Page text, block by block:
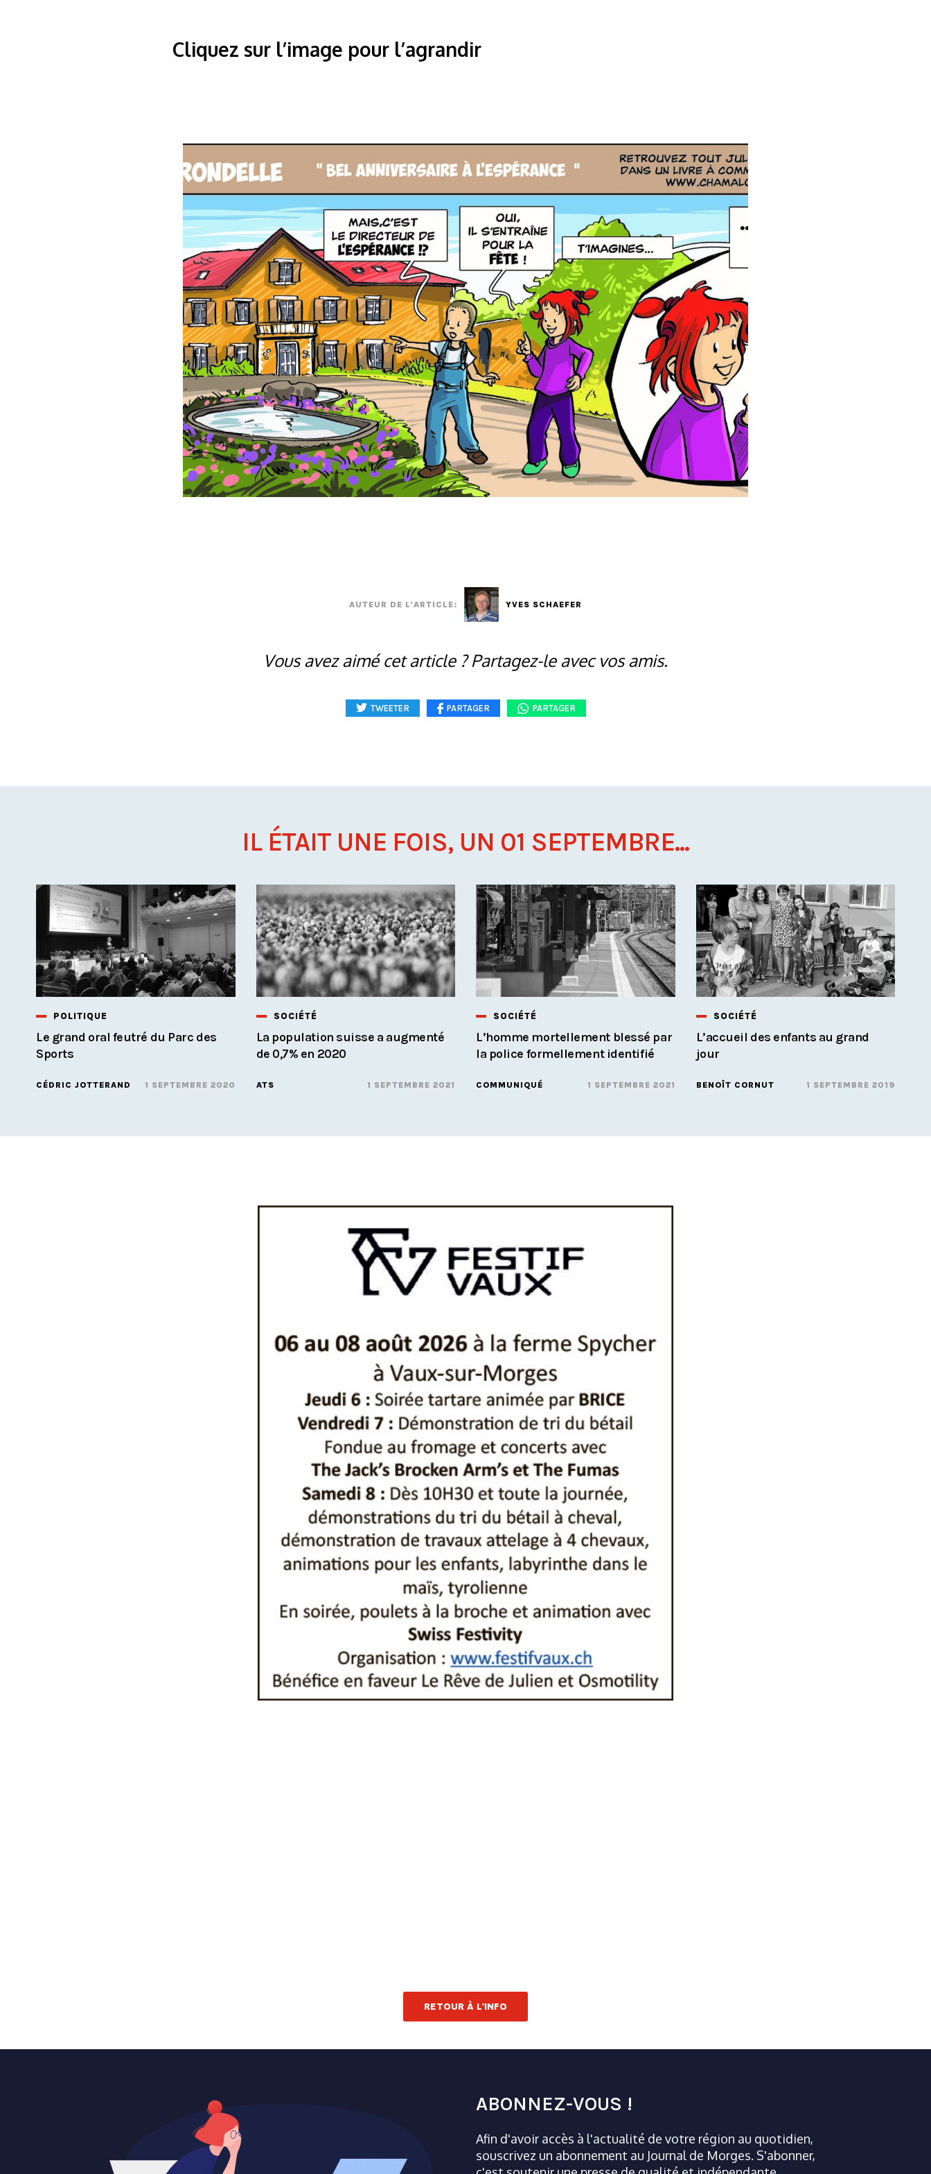
Cliquez sur l’image pour l’agrandir
AUTEUR DE L'ARTICLE: YVES SCHAEFER
Vous avez aimé cet article ? Partagez-le avec vos amis.
TWEETER PARTAGER PARTAGER
IL ÉTAIT UNE FOIS, UN 01 SEPTEMBRE...
POLITIQUE
Le grand oral feutré du Parc des
Sports
CÉDRIC JOTTERAND 1 SEPTEMBRE 2020
SOCIÉTÉ
La population suisse a augmenté
de 0,7% en 2020
ATS 1 SEPTEMBRE 2021
SOCIÉTÉ
L’homme mortellement blessé par
la police formellement identifié
COMMUNIQUÉ 1 SEPTEMBRE 2021
SOCIÉTÉ
L’accueil des enfants au grand
jour
BENOÎT CORNUT 1 SEPTEMBRE 2019
RETOUR À L'INFO
ABONNEZ-VOUS !
Afin d'avoir accès à l'actualité de votre région au quotidien,
souscrivez un abonnement au Journal de Morges. S'abonner,